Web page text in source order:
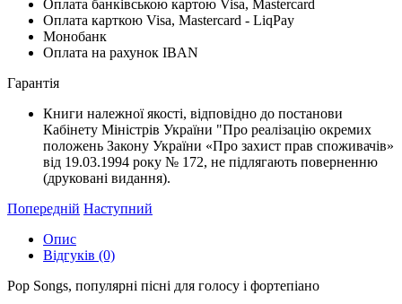
Оплата банківською картою Visa, Mastercard
Оплата карткою Visa, Mastercard - LiqPay
Монобанк
Оплата на рахунок IBAN
Гарантiя
Книги належної якості, відповідно до постанови
Кабінету Міністрів України "Про реалізацію окремих
положень Закону України «Про захист прав споживачів»
від 19.03.1994 року № 172, не підлягають поверненню
(друковані видання).
Попередній Наступний
Опис
Відгуків (0)
Pop Songs, популярні пісні для голосу і фортепіано